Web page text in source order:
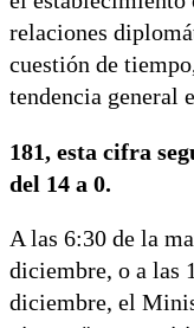
relaciones
cuestión de
tendencia general
181, esta cifra
del 14 a 0.
A las 6:30 de la
diciembre, o a las
diciembre, el